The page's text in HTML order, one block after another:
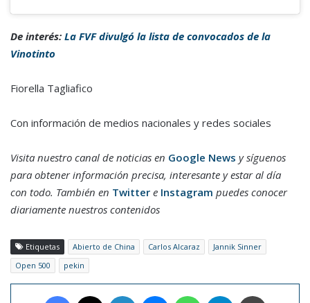
De interés: La FVF divulgó la lista de convocados de la
Vinotinto
Fiorella Tagliafico
Con información de medios nacionales y redes sociales
Visita nuestro canal de noticias en Google News y síguenos
para obtener información precisa, interesante y estar al día
con todo. También en Twitter e Instagram puedes conocer
diariamente nuestros contenidos
Etiquetas Abierto de China Carlos Alcaraz
Jannik Sinner
Open 500
pekin
Facebook LinkedIn MessengerWhatsAppTelegram